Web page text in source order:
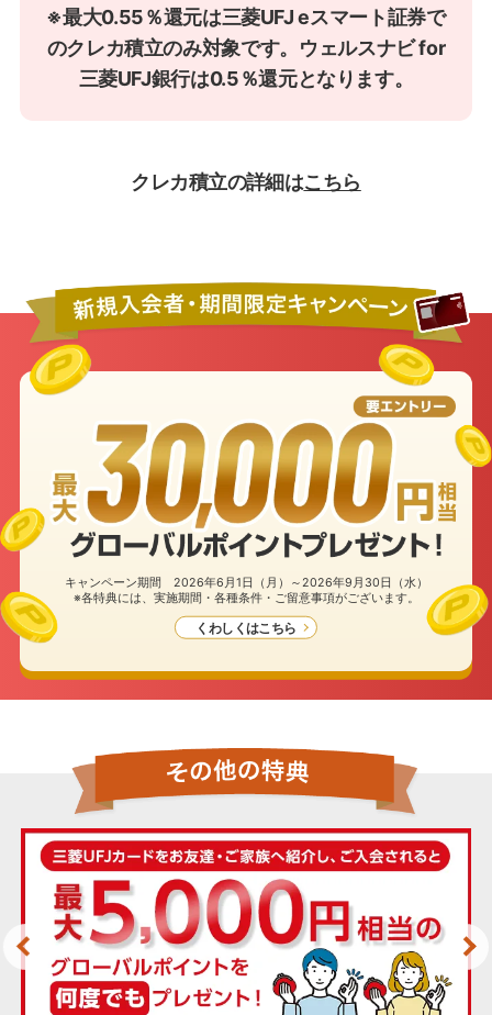
※最大0.55％還元は三菱UFJ eスマート証券で
のクレカ積立のみ対象です。ウェルスナビ for
三菱UFJ銀行は0.5％還元となります。
クレカ積立の詳細はこちら
キャンペーン期間 2026年6月1日（月）～2026年9月30日（水）
※各特典には、実施期間・各種条件・ご留意事項がございます。
くわしくはこちら
お申し込みフォームへ進んでください。
カード種類
一般(学生以外)
学生
※カードお申し込み時点で、内定者の方は「学生」をご
選択のうえお申し込みください。
当アプリからのお申し込みは
三菱UFJ銀行でのお手続きとなります。